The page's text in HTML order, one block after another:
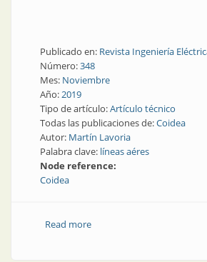
Publicado en: Revista Ingeniería
Número:348
Mes: Noviembre
Año:2019
Tipo de artículo:Artículo técnico
Todas las publicaciones de:Coidea
Autor: Martín Lavoria
Palabra clave: líneas aéres
Node reference:
Coidea
Read moreabout Cables y